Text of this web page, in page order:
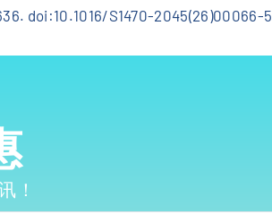
doi:10.1016/S1470-2045(26)00066-5
！